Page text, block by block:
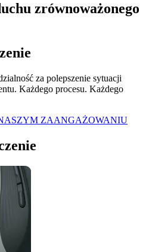
zrównoważonego
za polepszenie sytuacji
Każdego procesu. Każdego
ZAANGAŻOWANIU